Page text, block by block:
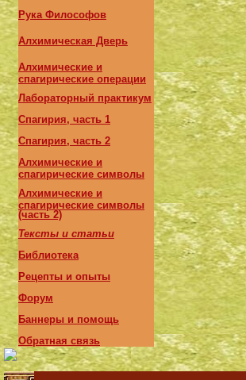
Рука Философов
Алхимическая Дверь
Алхимические и
спагирические операции
Лабораторный практикум
Спагирия, часть 1
Спагирия, часть 2
Алхимические и
спагирические символы
Алхимические и
спагирические символы
(часть 2)
Тексты и статьи
Библиотека
Рецепты и опыты
Форум
Баннеры и помощь
Обратная связь